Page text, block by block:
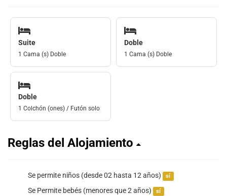
Suite
1 Cama (s) Doble
Doble
1 Cama (s) Doble
Doble
1 Colchón (ones) / Futón solo
Reglas del Alojamiento
Se permite niños (desde 02 hasta 12 años) sí
Se Permite bebés (menores que 2 años) sí